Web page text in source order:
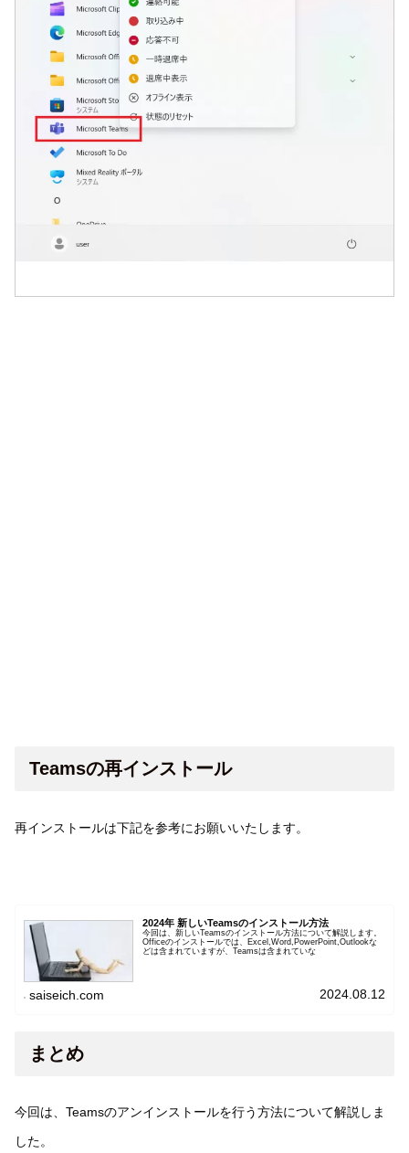
Teamsの再インストール
再インストールは下記を参考にお願いいたします。
2024年 新しいTeamsのインストール方法
今回は、新しいTeamsのインストール方法について解説します。
Officeのインストールでは、Excel,Word,PowerPoint,Outlookな
どは含まれていますが、Teamsは含まれていな
saiseich.com 2024.08.12
まとめ
今回は、Teamsのアンインストールを行う方法について解説しま
した。